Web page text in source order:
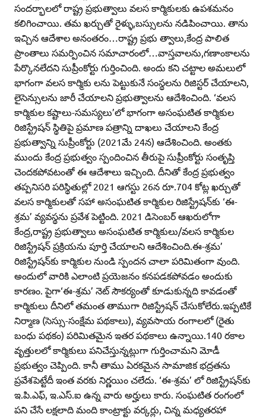
సందర్భాలలో రాష్ట్ర ప్రభుత్వాలు వలస కార్మికులకు ఉపశమనం
కలిగించాయి. తమ ఖర్చుతో రైళ్ళు,బస్సులను నడిపించాయి. తాను
ఇచ్చిన ఆదేశాల అనంతరం…రాష్ట్ర ప్రభు త్వాలు,కేంద్ర పాలిత
ప్రాంతాలు సమర్పించిన సమాచారంలో…వాస్తవాలను,గణాంకాలను
పేర్కొనలేదని సుప్రీంకోర్టు గుర్తించింది. అందు కని చట్టాల అమలులో
భాగంగా వలస కార్మికు లను పెట్టుకునే సంస్థలను రిజిస్టర్‌ చేయాలని,
లైసెన్సులను జారీ చేయాలని ప్రభుత్వాలను ఆదేశించింది. ‘వలస
కార్మికుల కష్టాలు-సమస్యలు’లో భాగంగా అసంఘటిత కార్మికుల
రిజిస్ట్రేషన్‌ స్థితిపై ప్రమాణ పత్రాన్ని దాఖలు చేయాలని కేంద్ర
ప్రభుత్వాన్ని సుప్రీంకోర్టు (2021మే 24న) ఆదేశించింది. అంతకు
ముందు కేంద్ర ప్రభుత్వం స్పందించిన తీరుపై సుప్రీంకోర్టు సంతృప్తి
చెందకపోవటంతో ఈ ఆదేశాలు ఇచ్చింది. దీనితో కేంద్ర ప్రభుత్వం
తప్పనిసరి పరిస్థితుల్లో 2021 ఆగస్టు 26న రూ.704 కోట్ల ఖర్చుతో
వలస కార్మికులతో సహా అసంఘటిత కార్మికుల రిజిస్ట్రేషన్‌కు ‘ఈ-
శ్రమ’ వ్యవస్థను ప్రవేశ పెట్టింది. 2021 డిసెంబర్‌ ఆఖరులోగా
కేంద్ర,రాష్ట్ర ప్రభుత్వాలు అసంఘటిత కార్మికులు/వలస కార్మికుల
రిజిస్ట్రేషన్‌ ప్రక్రియను పూర్తి చేయాలని ఆదేశించింది.ఈ-శ్రమ’
రిజిస్ట్రేషన్‌కు కార్మికుల నుండి స్పందన చాలా పరిమితంగా వుంది.
అందులో వారికి ఎలాంటి ప్రయెజనం కనపడకపోవడం అందుకు
కారణం. పైగా‘ఈ-శ్రమ’ నెట్‌ సౌకర్యంతో కూడుకున్నది కావడంతో
కార్మికులు దీనిలో తమంత తాముగా రిజిస్ట్రేషన్‌ చేసుకోలేరు.ఇప్పటికే
నిర్మాణ (సెస్సు-సంక్షేమ పథకాలు), వ్యవసాయ రంగాలలో (రైతు
బంధు పథకం) పరిమితమైన ఇతర పథకాలు ఉన్నాయి.140 రకాల
వృత్తులలో కార్మికులు పనిచేస్తున్నట్లుగా గుర్తించామని మోడీ
ప్రభుత్వం చెప్పింది. కానీ తాము ఏరకమైన సామాజిక భద్రతను
ప్రవేశపెట్టేదీ ఇంత వరకు నిర్ణయిం చలేదు. ‘ఈ-శ్రమ’ లో రిజిస్ట్రేషన్‌కు
ఇ.పి.ఎఫ్‌, ఇ.ఎస్‌.ఐ ఉన్న వారు అర్హులు కారు. సంఘటిత రంగంలో
పని చేసే లక్షలాది మంది కాంట్రాక్టు వర్కర్లు, చిన్న మధ్యతరహా